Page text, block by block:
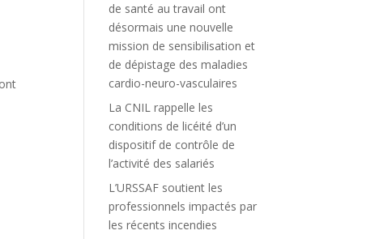
de santé au travail ont
désormais une nouvelle
mission de sensibilisation et
de dépistage des maladies
cardio-neuro-vasculaires
La CNIL rappelle les
conditions de licéité d’un
dispositif de contrôle de
l’activité des salariés
L’URSSAF soutient les
professionnels impactés par
les récents incendies